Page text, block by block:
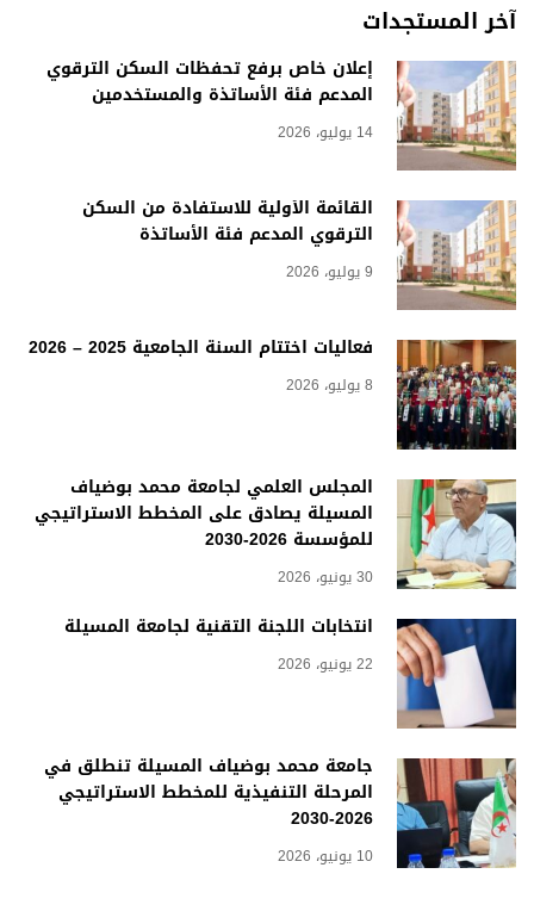
آخر المستجدات
إعلان خاص برفع تحفظات السكن الترقوي
المدعم فئة الأساتذة والمستخدمين
14 يوليو، 2026
القائمة الأولية للاستفادة من السكن
الترقوي المدعم فئة الأساتذة
9 يوليو، 2026
فعاليات اختتام السنة الجامعية 2025 – 2026
8 يوليو، 2026
المجلس العلمي لجامعة محمد بوضياف
المسيلة يصادق على المخطط الاستراتيجي
للمؤسسة 2026-2030
30 يونيو، 2026
انتخابات اللجنة التقنية لجامعة المسيلة
22 يونيو، 2026
جامعة محمد بوضياف المسيلة تنطلق في
المرحلة التنفيذية للمخطط الاستراتيجي
2026-2030
10 يونيو، 2026